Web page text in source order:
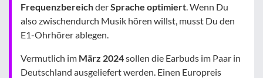
FrequenzbereichderSprache optimiert . Wenn Du
also zwischendurch Musik hören willst, musst Du den
E1-Ohrhörer ablegen.
Vermutlich im März 2024sollen die Earbuds im Paar in
Deutschland ausgeliefert werden. Einen Europreis